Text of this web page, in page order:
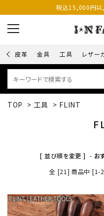
税込15,000円以
皮革 金具 工具 レザー
TOP > 工具 > FLINT
[ 並び順を変更 ] - お
全 [21] 商品中 [1-
favorite